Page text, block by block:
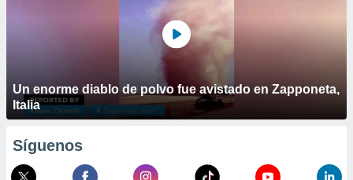
Un enorme diablo de polvo fue avistado en Zapponeta,
Italia
Síguenos